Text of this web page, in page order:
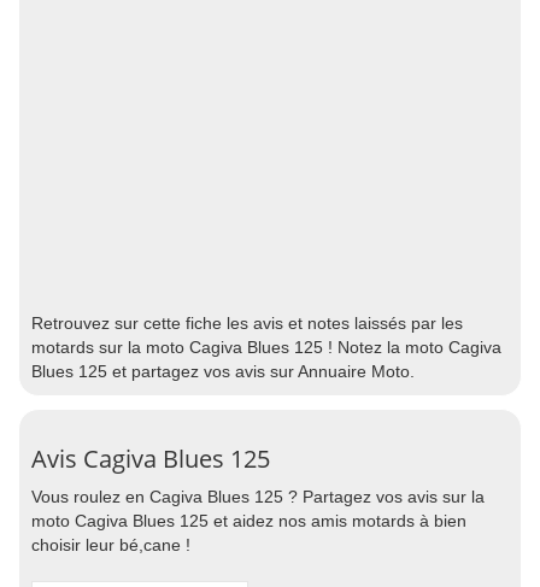
Retrouvez sur cette fiche les avis et notes laissés par les
motards sur la moto Cagiva Blues 125 ! Notez la moto Cagiva
Blues 125 et partagez vos avis sur Annuaire Moto.
Avis Cagiva Blues 125
Vous roulez en Cagiva Blues 125 ? Partagez vos avis sur la
moto Cagiva Blues 125 et aidez nos amis motards à bien
choisir leur bé,cane !